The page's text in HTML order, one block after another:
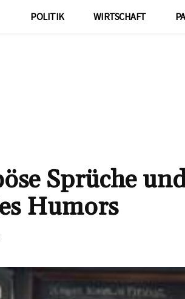
POLITIK WIRTSCHAFT
Sprüche
Humors